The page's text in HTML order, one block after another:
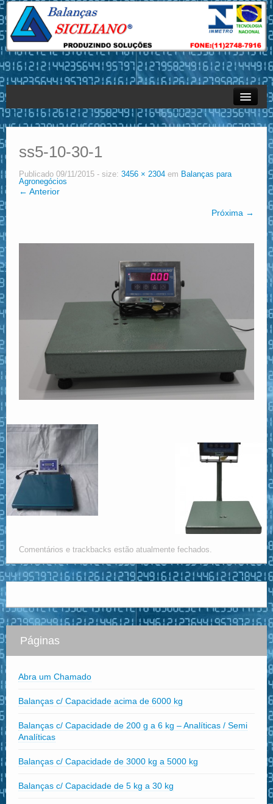
Empresa
Produtos
Sistemas
Serviços – Assistência Técnica
Contato
ss5-10-30-1
Publicado 09/11/2015 - size: 3456 × 2304 em Balanças para
Agronegócios
← Anterior
Próxima →
Comentários e trackbacks estão atualmente fechados.
Páginas
Abra um Chamado
Balanças c/ Capacidade acima de 6000 kg
Balanças c/ Capacidade de 200 g a 6 kg – Analíticas / Semi
Analíticas
Balanças c/ Capacidade de 3000 kg a 5000 kg
Balanças c/ Capacidade de 5 kg a 30 kg